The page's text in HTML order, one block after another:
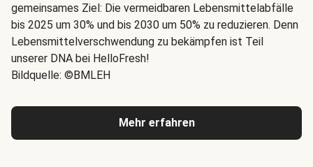
gemeinsames Ziel: Die vermeidbaren Lebensmittelabfälle
bis 2025 um 30% und bis 2030 um 50% zu reduzieren. Denn
Lebensmittelverschwendung zu bekämpfen ist Teil
unserer DNA bei HelloFresh!
Bildquelle: ©BMLEH
Mehr erfahren